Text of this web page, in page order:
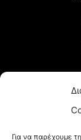
Για να παρέχουμε